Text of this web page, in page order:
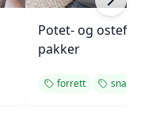
Potet- og
pakker
forrett snacks